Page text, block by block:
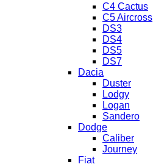
C4 Cactus
C5 Aircross
DS3
DS4
DS5
DS7
Dacia
Duster
Lodgy
Logan
Sandero
Dodge
Caliber
Journey
Fiat